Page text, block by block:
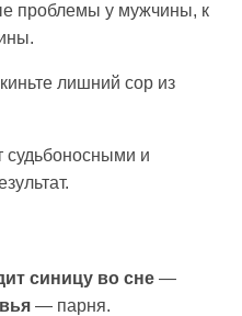
проблемы у мужчины, к
лишний сор из
судьбоносными и
синицу во сне —
— парня.